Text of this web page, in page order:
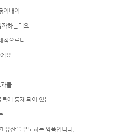
어내어
하는데요.
적으로나
요
를
에 등재 되어 있는
유산을 유도하는 약품입니다.